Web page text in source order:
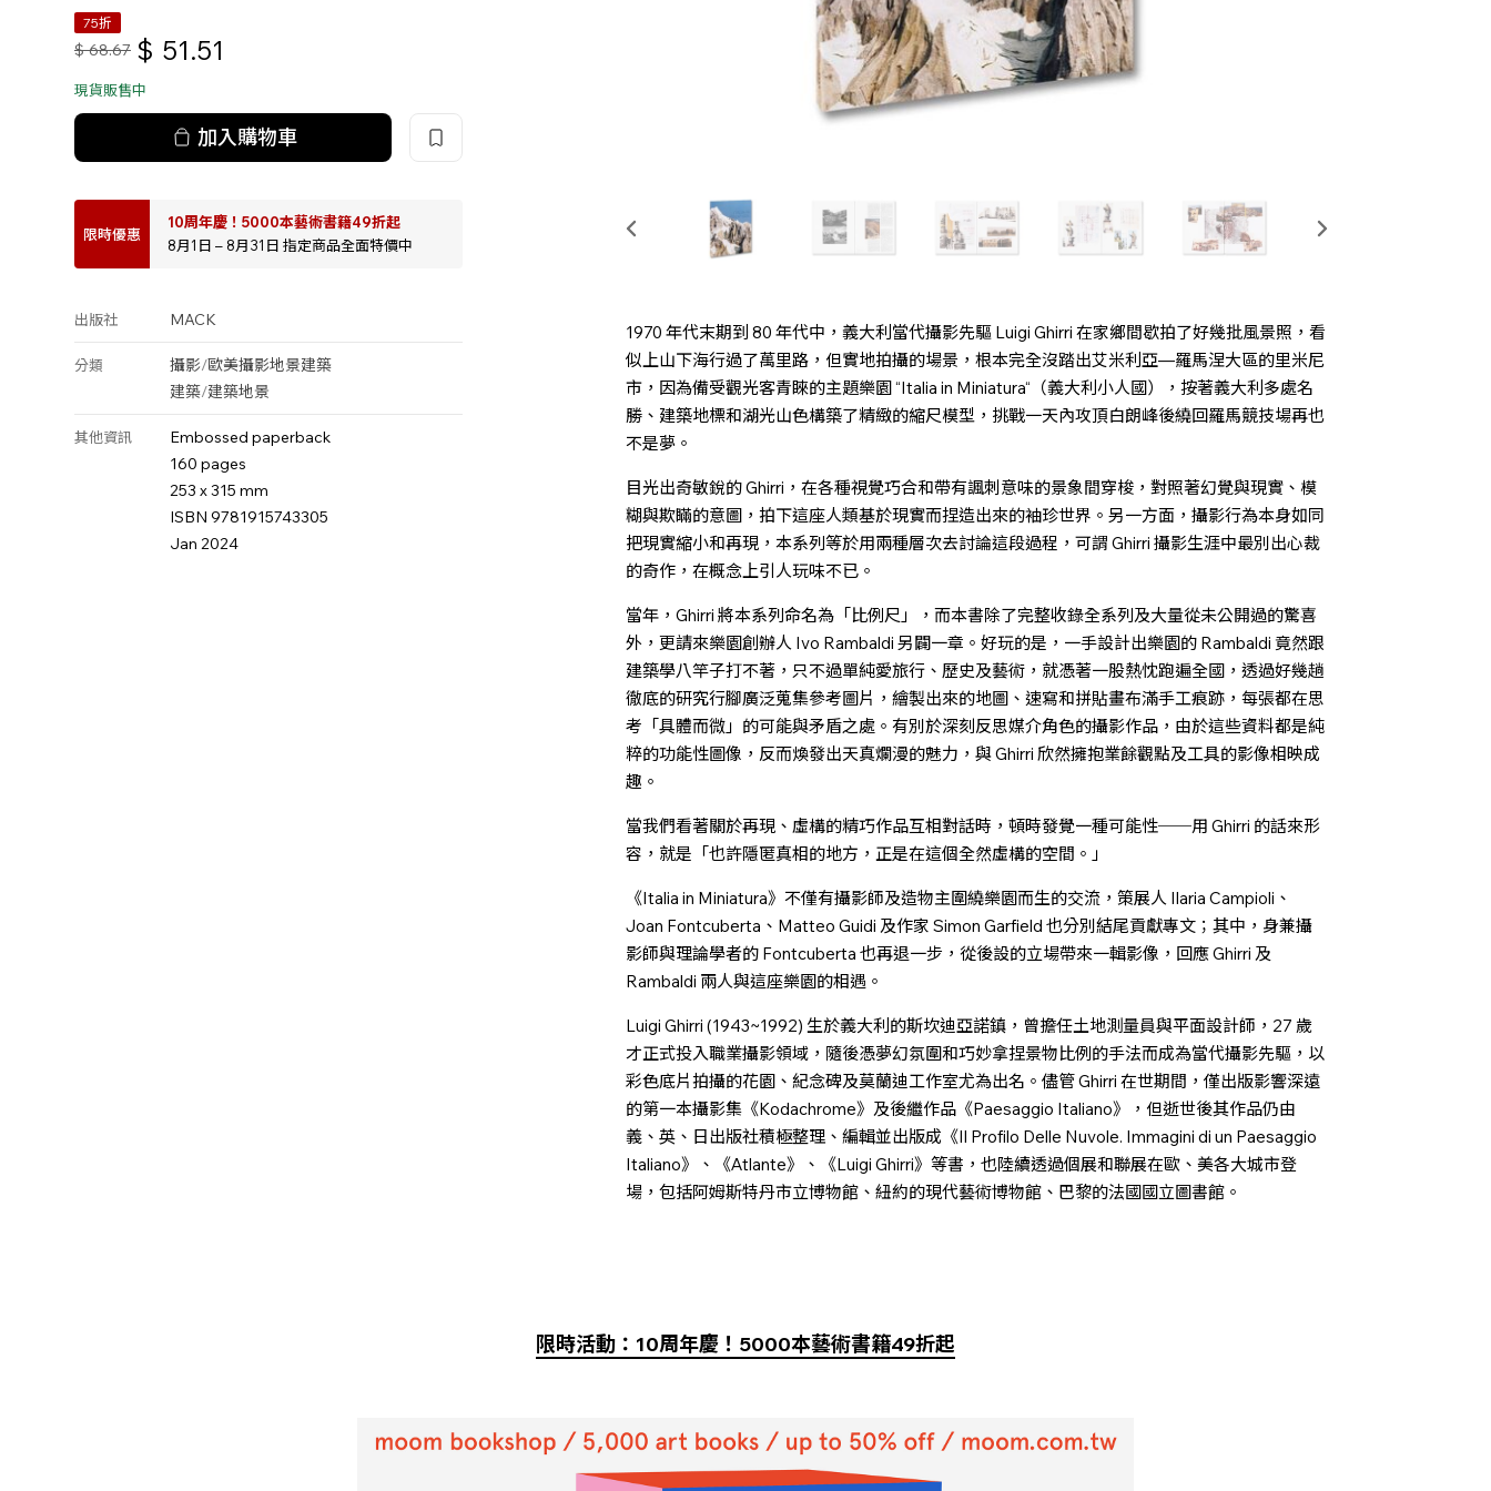
75折
$ 68.67 $ 51.51
現貨販售中
加入購物車
限時優惠
10周年慶！5000本藝術書籍49折起
8月1日 – 8月31日 指定商品全面特價中
出版社 MACK
分類 攝影/歐美攝影地景建築
建築/建築地景
其他資訊
Embossed paperback
160 pages
253 x 315 mm
ISBN 9781915743305
Jan 2024
1970 年代末期到 80 年代中，義大利當代攝影先驅 Luigi Ghirri 在家鄉間歇拍了好幾批風景照，看
似上山下海行過了萬里路，但實地拍攝的場景，根本完全沒踏出艾米利亞—羅馬涅大區的里米尼
市，因為備受觀光客青睞的主題樂園 “Italia in Miniatura“（義大利小人國），按著義大利多處名
勝、建築地標和湖光山色構築了精緻的縮尺模型，挑戰一天內攻頂白朗峰後繞回羅馬競技場再也
不是夢。
目光出奇敏銳的 Ghirri，在各種視覺巧合和帶有諷刺意味的景象間穿梭，對照著幻覺與現實、模
糊與欺瞞的意圖，拍下這座人類基於現實而捏造出來的袖珍世界。另一方面，攝影行為本身如同
把現實縮小和再現，本系列等於用兩種層次去討論這段過程，可謂 Ghirri 攝影生涯中最別出心裁
的奇作，在概念上引人玩味不已。
當年，Ghirri 將本系列命名為「比例尺」，而本書除了完整收錄全系列及大量從未公開過的驚喜
外，更請來樂園創辦人 Ivo Rambaldi 另闢一章。好玩的是，一手設計出樂園的 Rambaldi 竟然跟
建築學八竿子打不著，只不過單純愛旅行、歷史及藝術，就憑著一股熱忱跑遍全國，透過好幾趟
徹底的研究行腳廣泛蒐集參考圖片，繪製出來的地圖、速寫和拼貼畫布滿手工痕跡，每張都在思
考「具體而微」的可能與矛盾之處。有別於深刻反思媒介角色的攝影作品，由於這些資料都是純
粹的功能性圖像，反而煥發出天真爛漫的魅力，與 Ghirri 欣然擁抱業餘觀點及工具的影像相映成
趣。
當我們看著關於再現、虛構的精巧作品互相對話時，頓時發覺一種可能性──用 Ghirri 的話來形
容，就是「也許隱匿真相的地方，正是在這個全然虛構的空間。」
《Italia in Miniatura》不僅有攝影師及造物主圍繞樂園而生的交流，策展人 Ilaria Campioli、
Joan Fontcuberta、Matteo Guidi 及作家 Simon Garfield 也分別結尾貢獻專文；其中，身兼攝
影師與理論學者的 Fontcuberta 也再退一步，從後設的立場帶來一輯影像，回應 Ghirri 及
Rambaldi 兩人與這座樂園的相遇。
Luigi Ghirri (1943~1992) 生於義大利的斯坎迪亞諾鎮，曾擔任土地測量員與平面設計師，27 歲
才正式投入職業攝影領域，隨後憑夢幻氛圍和巧妙拿捏景物比例的手法而成為當代攝影先驅，以
彩色底片拍攝的花園、紀念碑及莫蘭迪工作室尤為出名。儘管 Ghirri 在世期間，僅出版影響深遠
的第一本攝影集《Kodachrome》及後繼作品《Paesaggio Italiano》，但逝世後其作品仍由
義、英、日出版社積極整理、編輯並出版成《Il Profilo Delle Nuvole. Immagini di un Paesaggio
Italiano》、《Atlante》、《Luigi Ghirri》等書，也陸續透過個展和聯展在歐、美各大城市登
場，包括阿姆斯特丹市立博物館、紐約的現代藝術博物館、巴黎的法國國立圖書館。
限時活動：10周年慶！5000本藝術書籍49折起